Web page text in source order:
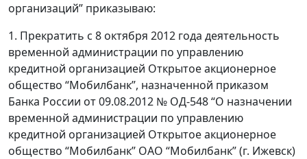
организаций” приказываю:
1. Прекратить с 8 октября 2012 года деятельность
временной администрации по управлению
кредитной организацией Открытое акционерное
общество “Мобилбанк”, назначенной приказом
Банка России от 09.08.2012 № ОД-548 “О назначении
временной администрации по управлению
кредитной организацией Открытое акционерное
общество “Мобилбанк” ОАО “Мобилбанк” (г. Ижевск)